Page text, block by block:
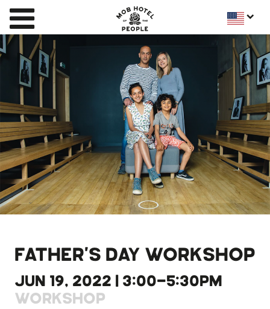
FATHER'S DAY WORKSHOP
JUN 19, 2022 | 3:00-5:30PM
WORKSHOP